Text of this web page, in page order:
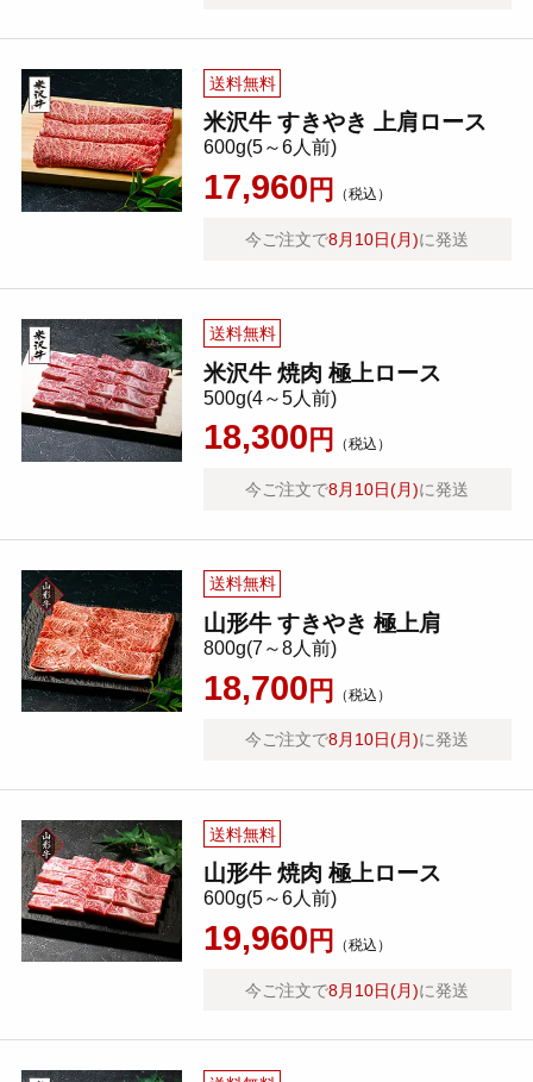
送料無料
米沢牛 すきやき 上肩ロース
600g(5～6人前)
17,960 円 （税込）
今ご注文で8月10日(月)に発送
送料無料
米沢牛 焼肉 極上ロース
500g(4～5人前)
18,300 円 （税込）
今ご注文で8月10日(月)に発送
送料無料
山形牛 すきやき 極上肩
800g(7～8人前)
18,700 円 （税込）
今ご注文で8月10日(月)に発送
送料無料
山形牛 焼肉 極上ロース
600g(5～6人前)
19,960 円 （税込）
今ご注文で8月10日(月)に発送